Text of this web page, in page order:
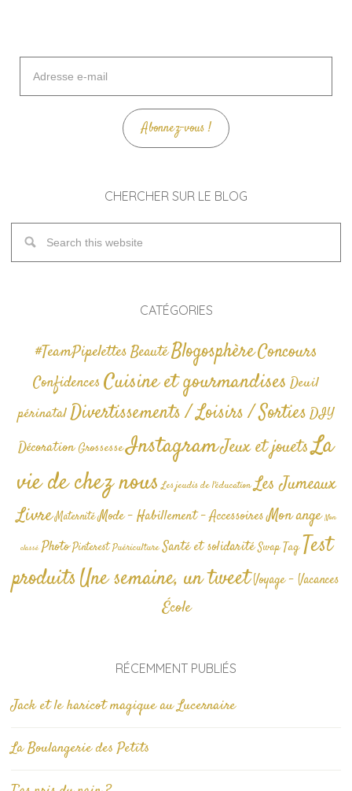
mail
Abonnez-vous !
CHERCHER SUR LE BLOG
CATÉGORIES
#TeamPipelettesBeautéBlogosphèreConcours
Confidences Cuisine et gourmandises Deuil
périnatalDivertissements / Loisirs / SortiesDIY
Décoration GrossesseInstagramJeux et jouetsLa
vie de chez nous Les jeudis de l'éducation Les Jumeaux
Livre Maternité Mode - Habillement - AccessoiresMon ange Non
classé Photo Pinterest Puériculture Santé et solidarité Swap TagTest
produitsUne semaine, un tweetVoyage - Vacances
École
RÉCEMMENT PUBLIÉS
Jack et le haricot magique au Lucernaire
La Boulangerie des Petits